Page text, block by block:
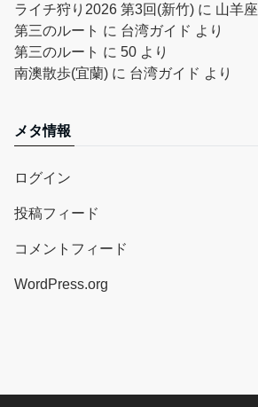
ライチ狩り2026 第3回(新竹) に 山羊座
第三のルート に 台湾ガイド より
第三のルート に 50 より
南澳散歩(宜蘭) に 台湾ガイド より
メタ情報
ログイン
投稿フィード
コメントフィード
WordPress.org